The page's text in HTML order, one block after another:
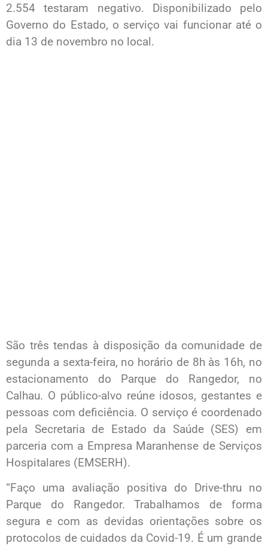
2.554 testaram negativo. Disponibilizado pelo
Governo do Estado, o serviço vai funcionar até o
dia 13 de novembro no local.
São três tendas à disposição da comunidade de
segunda a sexta-feira, no horário de 8h às 16h, no
estacionamento do Parque do Rangedor, no
Calhau. O público-alvo reúne idosos, gestantes e
pessoas com deficiência. O serviço é coordenado
pela Secretaria de Estado da Saúde (SES) em
parceria com a Empresa Maranhense de Serviços
Hospitalares (EMSERH).
“Faço uma avaliação positiva do Drive-thru no
Parque do Rangedor. Trabalhamos de forma
segura e com as devidas orientações sobre os
protocolos de cuidados da Covid-19. É um grande